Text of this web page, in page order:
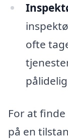
ofte
For at
på en